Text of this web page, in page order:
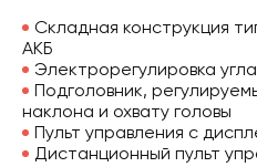
Складная конструкция
АКБ
Электрорегулировка
Подголовник,
наклона и охвату головы
Пульт управления с
Дистанционный пульт